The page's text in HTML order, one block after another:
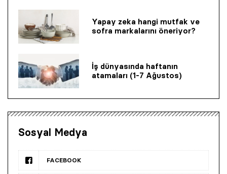
Yapay zeka hangi mutfak ve
sofra markalarını öneriyor?
İş dünyasında haftanın
atamaları (1-7 Ağustos)
Sosyal Medya
FACEBOOK